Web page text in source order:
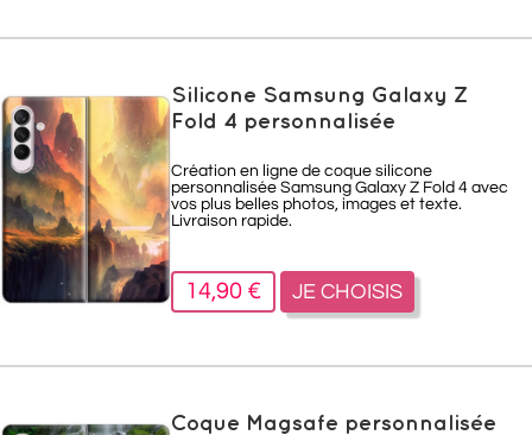
Silicone Samsung Galaxy Z
Fold 4 personnalisée
Création en ligne de coque silicone
personnalisée Samsung Galaxy Z Fold 4 avec
vos plus belles photos, images et texte.
Livraison rapide.
14,90 € JE CHOISIS
Coque Magsafe personnalisée